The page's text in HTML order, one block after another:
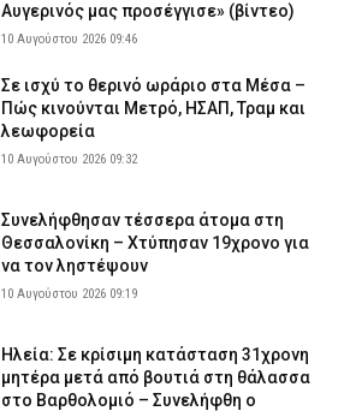
Αυγερινός μας προσέγγισε» (βίντεο)
10 Αυγούστου 2026 09:46
Σε ισχύ το θερινό ωράριο στα Μέσα –
Πώς κινούνται Μετρό, ΗΣΑΠ, Τραμ και
λεωφορεία
10 Αυγούστου 2026 09:32
Συνελήφθησαν τέσσερα άτομα στη
Θεσσαλονίκη – Χτύπησαν 19χρονο για
να τον ληστέψουν
10 Αυγούστου 2026 09:19
Ηλεία: Σε κρίσιμη κατάσταση 31χρονη
μητέρα μετά από βουτιά στη θάλασσα
στο Βαρθολομιό – Συνελήφθη ο